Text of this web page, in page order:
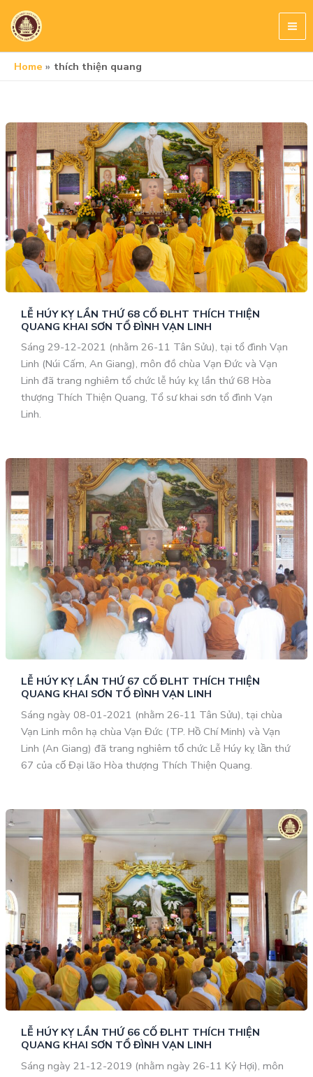
content
Home
thích thiện quang
LỄ HÚY KỴ LẦN THỨ 68 CỐ ĐLHT THÍCH THIỆN
QUANG KHAI SƠN TỔ ĐÌNH VẠN LINH
Sáng 29-12-2021 (nhằm 26-11 Tân Sửu), tại tổ đình Vạn
Linh (Núi Cấm, An Giang), môn đồ chùa Vạn Đức và Vạn
Linh đã trang nghiêm tổ chức lễ húy kỵ lần thứ 68 Hòa
thượng Thích Thiện Quang, Tổ sư khai sơn tổ đình Vạn
Linh.
LỄ HÚY KỴ LẦN THỨ 67 CỐ ĐLHT THÍCH THIỆN
QUANG KHAI SƠN TỔ ĐÌNH VẠN LINH
Sáng ngày 08-01-2021 (nhằm 26-11 Tân Sửu), tại chùa
Vạn Linh môn hạ chùa Vạn Đức (TP. Hồ Chí Minh) và Vạn
Linh (An Giang) đã trang nghiêm tổ chức Lễ Húy kỵ lần thứ
67 của cố Đại lão Hòa thượng Thích Thiện Quang.
LỄ HÚY KỴ LẦN THỨ 66 CỐ ĐLHT THÍCH THIỆN
QUANG KHAI SƠN TỔ ĐÌNH VẠN LINH
Sáng ngày 21-12-2019 (nhằm ngày 26-11 Kỷ Hợi), môn